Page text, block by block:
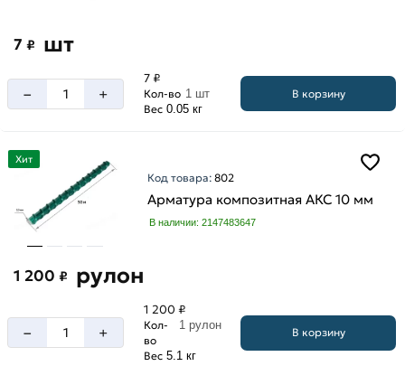
7 ₽ шт
– +
7 ₽
Кол-во 1 шт
Вес 0.05 кг
В корзину
Хит
Код товара:802
Арматура композитная АКС 10 мм
В наличии: 2147483647
1 200 ₽ рулон
– +
1 200 ₽
Кол-
во
1 рулон
Вес 5.1 кг
В корзину